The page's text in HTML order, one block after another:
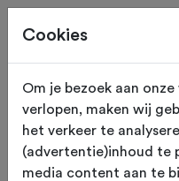
Beoordeling
Dwars Door
De Linge -
Cookies
Om je bezoek aan
verlopen, maken wij
het verkeer te
(advertentie)inhoud te
media content aan te